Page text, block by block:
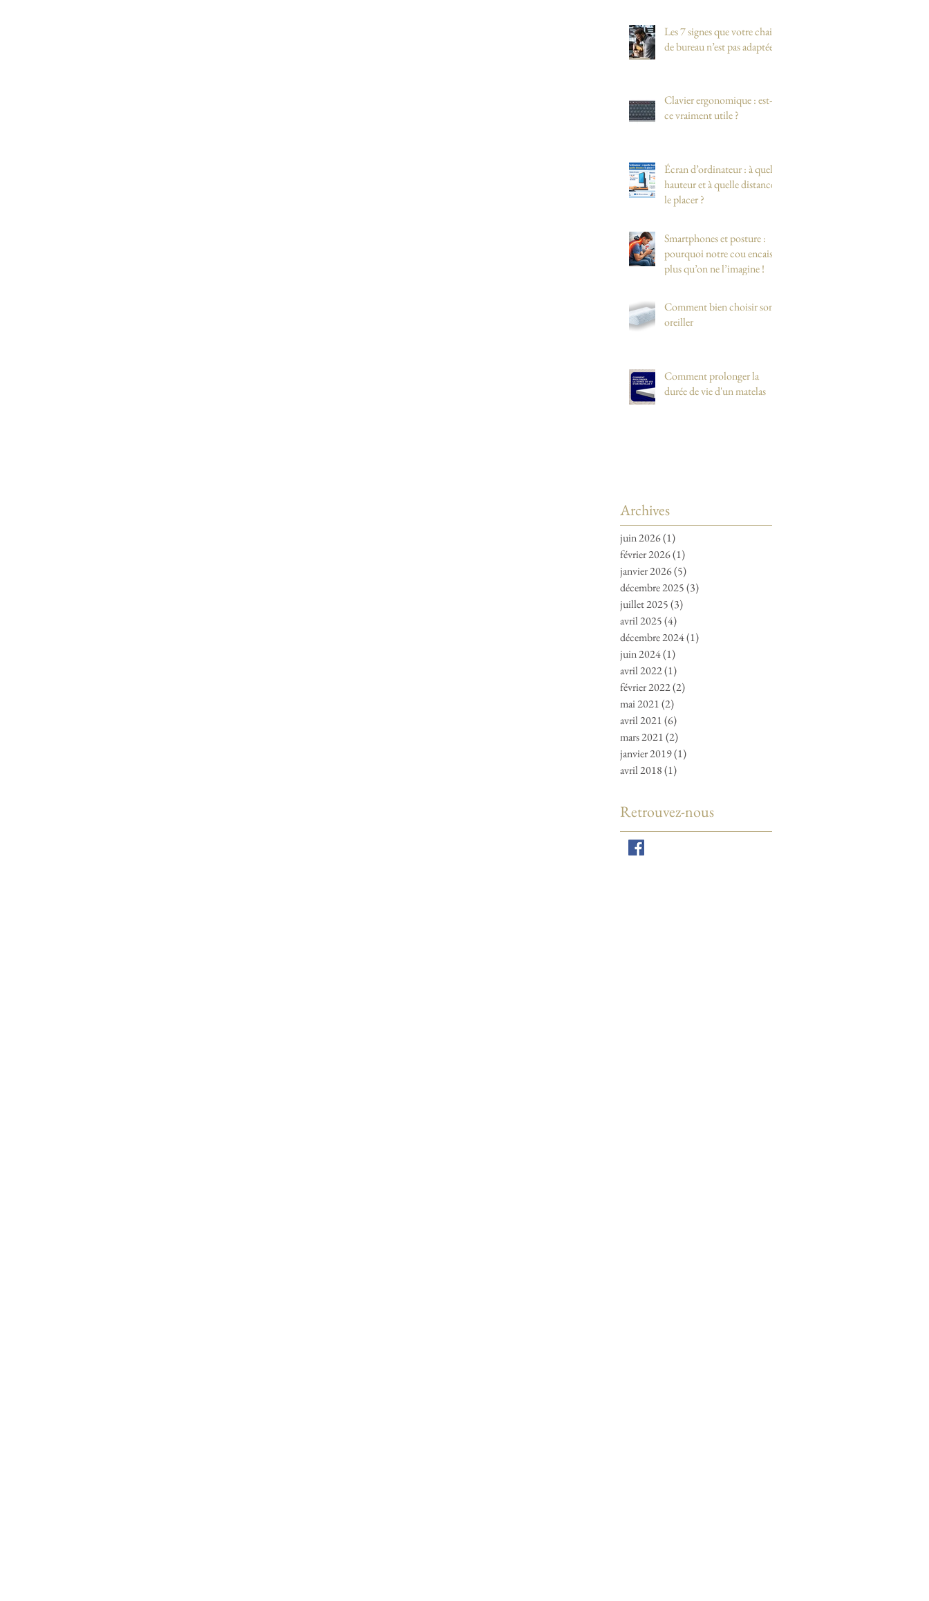
Les 7 signes que votre chaise
de bureau n’est pas adaptée
Clavier ergonomique : est-
ce vraiment utile ?
Écran d’ordinateur : à quelle
hauteur et à quelle distance
le placer ?
Smartphones et posture :
pourquoi notre cou encaisse
plus qu’on ne l’imagine !
Comment bien choisir son
oreiller
Comment prolonger la
durée de vie d'un matelas
Archives
juin 2026(1)
février 2026(1)
janvier 2026(5)
décembre 2025(3)
juillet 2025(3)
avril 2025(4)
décembre 2024(1)
juin 2024(1)
avril 2022(1)
février 2022(2)
mai 2021(2)
avril 2021(6)
mars 2021(2)
janvier 2019(1)
avril 2018(1)
Retrouvez-nous